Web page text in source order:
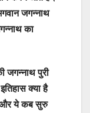
जगन्नाथ
का
जगन्नाथ पुरी
क्या है
और ये कब सुरु